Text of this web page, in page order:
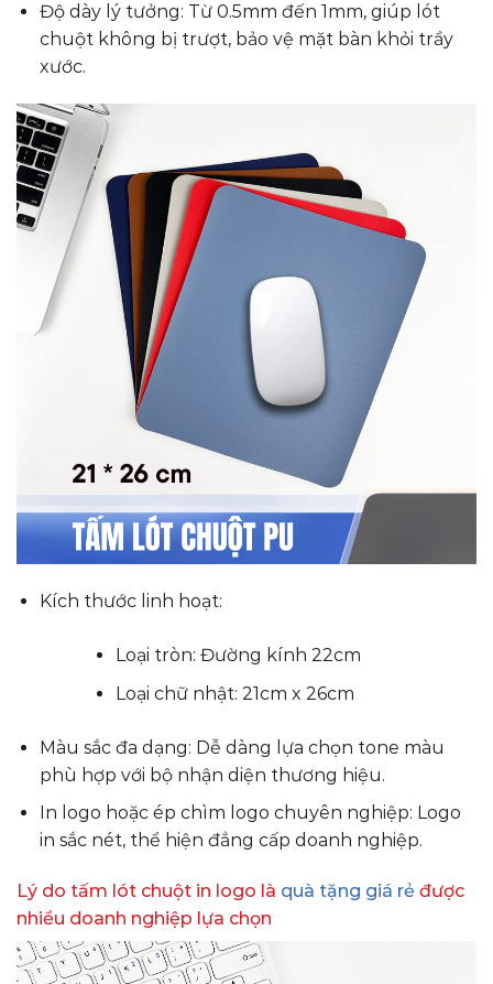
Độ dày lý tưởng: Từ 0.5mm đến 1mm, giúp lót
chuột không bị trượt, bảo vệ mặt bàn khỏi trầy
xước.
Kích thước linh hoạt:
Loại tròn: Đường kính 22cm
Loại chữ nhật: 21cm x 26cm
Màu sắc đa dạng: Dễ dàng lựa chọn tone màu
phù hợp với bộ nhận diện thương hiệu.
In logo hoặc ép chìm logo chuyên nghiệp: Logo
in sắc nét, thể hiện đẳng cấp doanh nghiệp.
Lý do tấm lót chuột in logo là quà tặng giá rẻ được
nhiều doanh nghiệp lựa chọn